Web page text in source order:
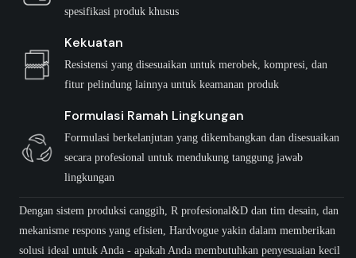
spesifikasi produk khusus
Kekuatan
Resistensi yang disesuaikan untuk merobek, kompresi, dan
fitur pelindung lainnya untuk keamanan produk
Formulasi Ramah Lingkungan
Formulasi berkelanjutan yang dikembangkan dan disesuaikan
secara profesional untuk mendukung tanggung jawab
lingkungan
Dengan sistem produksi canggih, R profesional&D dan tim desain, dan
mekanisme respons yang efisien, Hardvogue yakin dalam memberikan
solusi ideal untuk Anda - apakah Anda membutuhkan penyesuaian kecil